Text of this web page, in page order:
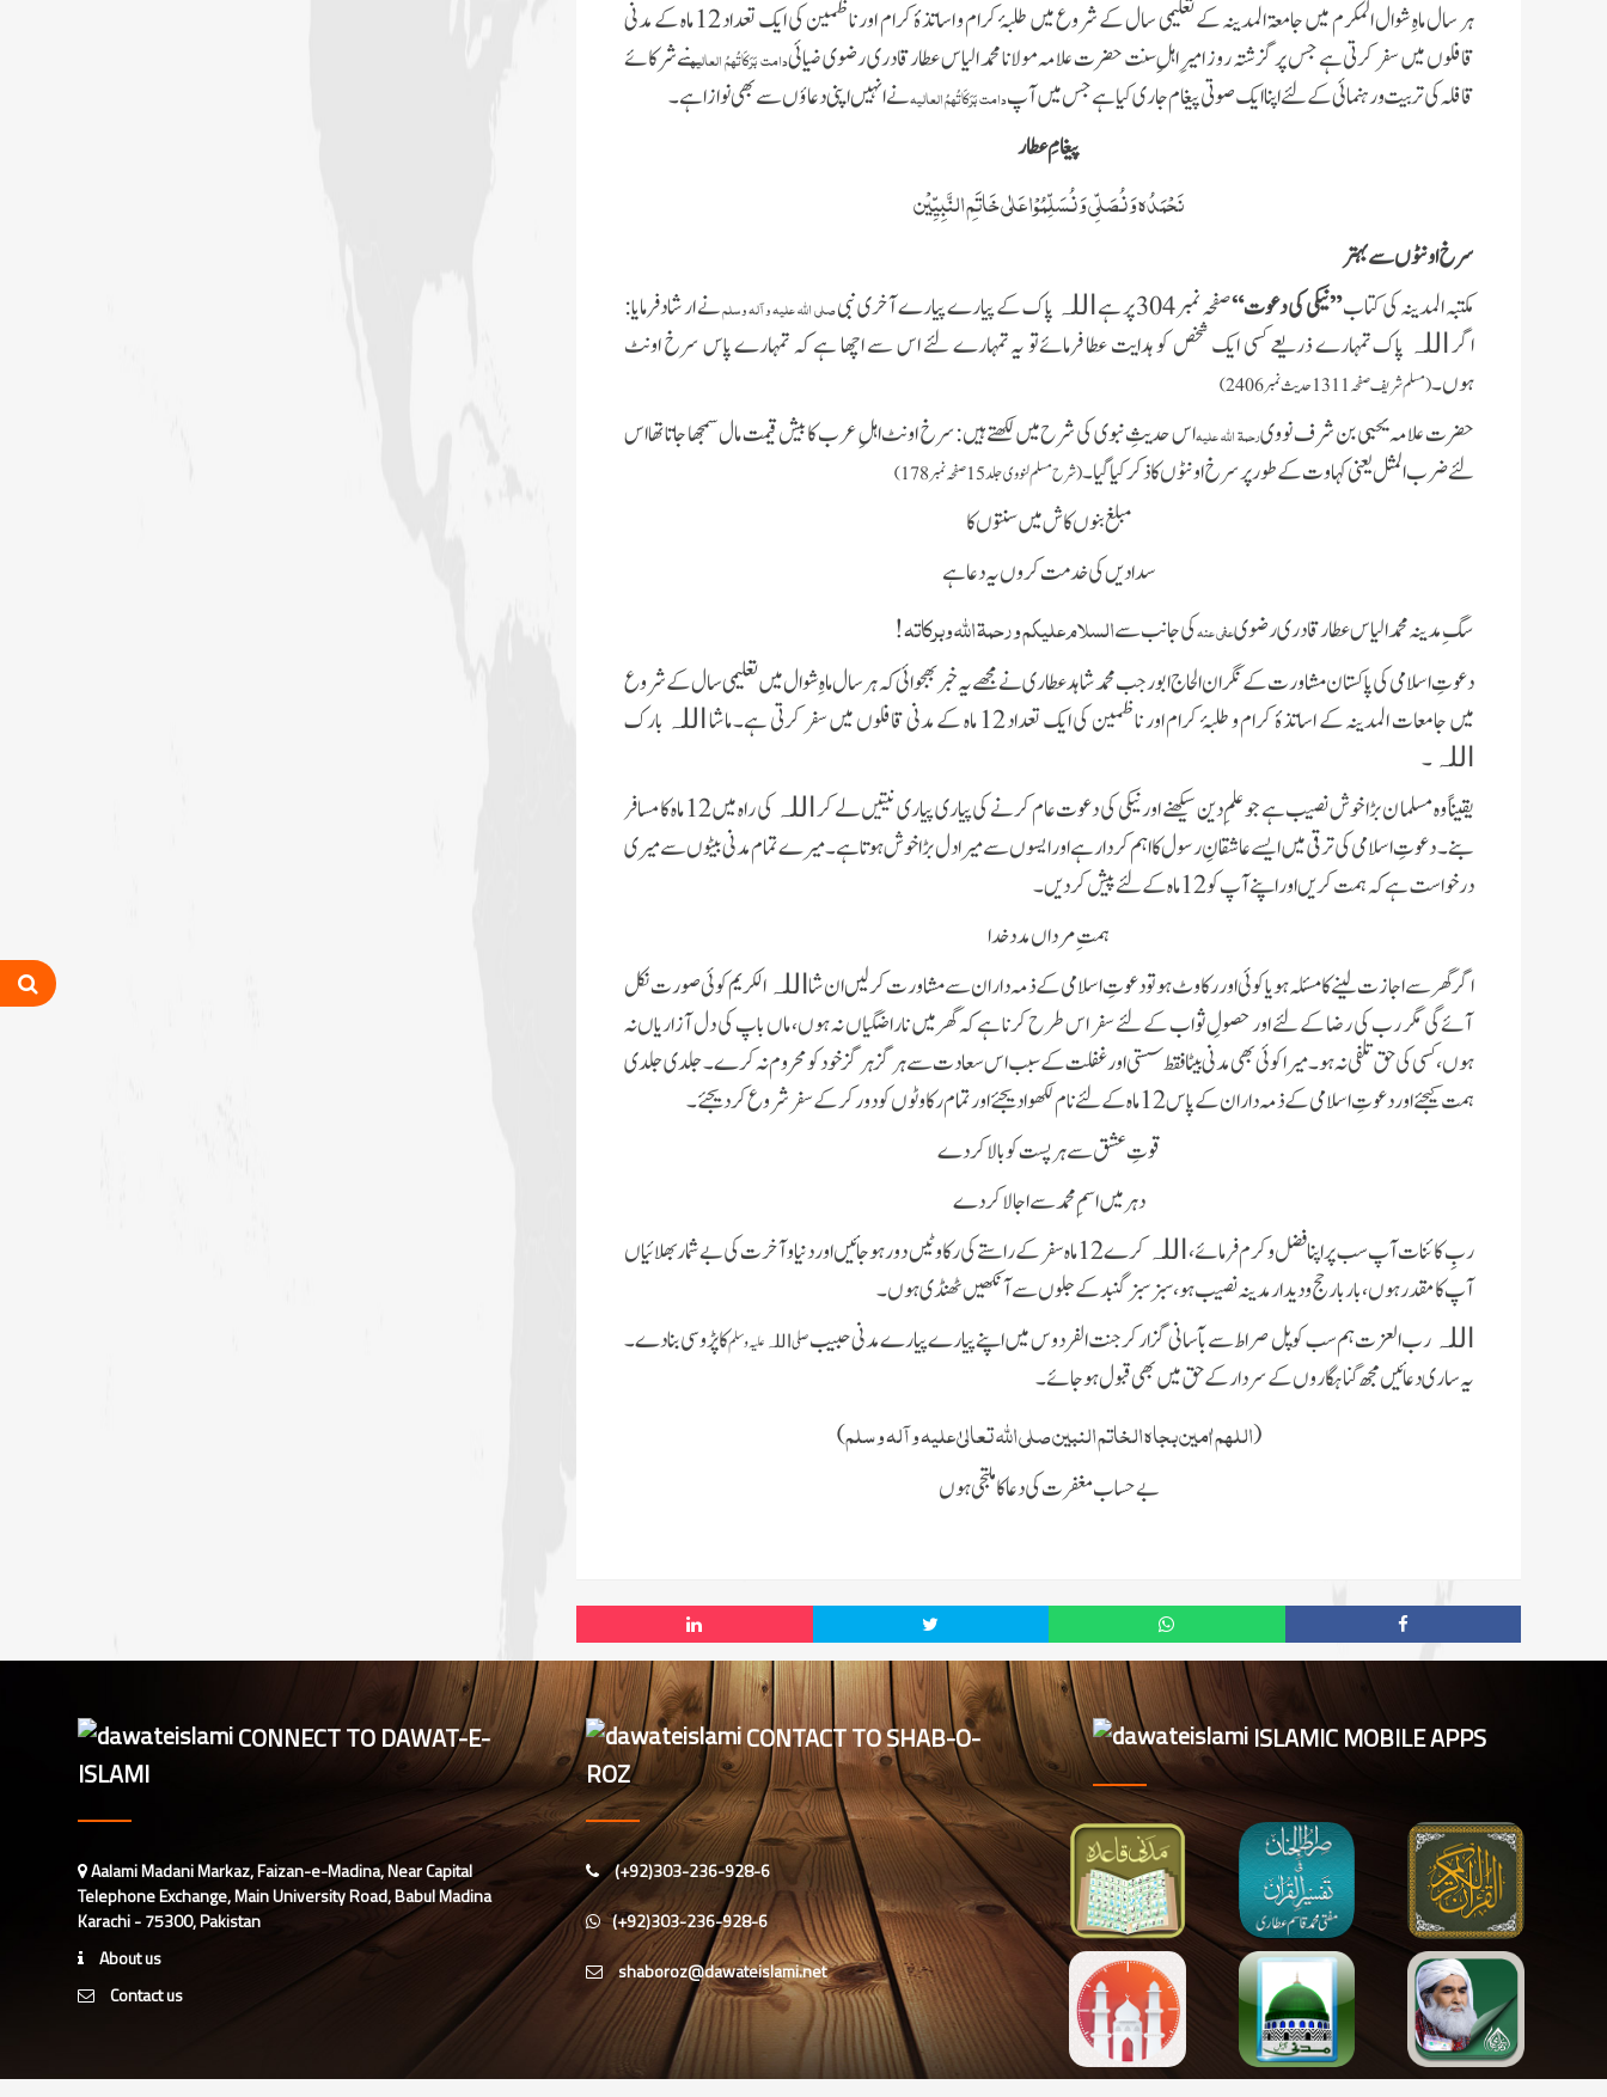
ہر سال ماہِ شوال المکرم میں جامعۃ المدینہ کے تعلیمی سال کے شروع میں طلبۂ کرام و اساتذۂ کرام اور ناظمین کی ایک تعداد 12 ماہ کے مدنی
قافلوں میں سفر کرتی ہے جس پر گزشتہ روز امیرِ اہلِ سنت حضرت علامہ مولانا محمد الیاس عطار قادری رضوی ضیائیدامت بَرَکَاتُہمُ العالیہنے شرکائے
قافلہ کی تربیت و رہنمائی کے لئے اپنا ایک صوتی پیغام جاری کیا ہے جس میں آپدامت بَرَکَاتُہمُ العالیہنے انہیں اپنی دعاؤں سے بھی نوازا ہے۔
پیغامِ عطار
نَحْمَدُہ وَ نُصَلِّی وَ نُسَلِّمُوْا عَلٰی خَاتَمِ النَّبِیِّیْن
سرخ اونٹو ں سے بہتر
مکتبہ المدینہ کی کتاب”نیکی کی دعوت“صفحہ نمبر 304 پر ہے اللہ پاک کے پیارے پیارے آخری نبیصلی اللہ علیہ وآلہ وسلمنے ار شاد فرمایا:
اگر اللہ پاک تمہارے ذریعے کسی ایک شخص کو ہدایت عطا فرمائےتو یہ تمہارے لئے اس سے اچھا ہے کہ تمہارے پاس سرخ اونٹ
ہوں۔(مسلم شریف صفحہ 1311حدیث نمبر 2406)
حضرت علامہ یحیی بن شرف نوویرحمۃ اللہ علیہاس حدیثِ نبوی کی شرح میں لکھتے ہیں: سرخ اونٹ اہلِ عرب کا بیش قیمت مال سمجھا جاتاتھا اس
لئے ضرب المثل یعنی کہاوت کے طور پر سرخ اونٹوں کا ذکر کیا گیا ۔(شرح مسلم لنووی جلد 15 صفحہ نمبر 178 )
مبلغ بنوں کاش میں سنتوں کا
سدا دیں کی خدمت کروں یہ دعا ہے
سگِ مدینہ محمد الیاس عطار قادری رضویعفی عنہکی جانب سےالسلام علیکم ورحمۃ اللہ وبرکاتہ!
دعوتِ اسلامی کی پاکستان مشاورت کے نگران الحاج ابو رجب محمد شاہد عطاری نے مجھے یہ خبر بھجوائی کہ ہر سال ماہِ شوال میں تعلیمی سال کے شروع
میں جامعات المدینہ کے اساتذۂ کرام و طلبۂ کرام اور ناظمین کی ایک تعداد 12 ماہ کے مدنی قافلوں میں سفر کرتی ہے۔ ماشا
اللہ بارک
اللہ۔
یقیناً وہ مسلما ن بڑا خوش نصیب ہے جو علمِ دین سیکھنے اور نیکی کی دعوت عام کرنے کی پیاری پیاری نیتیں لے کر اللہ
کی راہ میں 12 ماہ کا مسافر
بنے۔ دعوتِ اسلامی کی ترقی میں ایسے عاشقانِ رسول کا اہم کردار ہے اور ایسوں سے میرا دل بڑا خوش ہوتا ہے۔ میرے تمام مدنی بیٹوں سے میری
درخواست ہے کہ ہمت کریں اور اپنے آپ کو 12 ماہ کے لئے پیش کردیں۔
ہمتِ مرداں مدد خدا
اگر گھر سے اجازت لینے کا مسئلہ ہویا کوئی اور رکاوٹ ہو تو دعوتِ اسلامی کے ذمہ داران سے مشاورت کرلیں ان شا اللہالکریم کوئی صورت نکل
آئے گی مگر رب کی رضا کے لئے اور حصولِ ثواب کے لئے سفر اس طرح کرنا ہے کہ گھر میں ناراضگیاں نہ ہوں، ماں باپ کی دل آزاریاں نہ
ہوں، کسی کی حق تلفی نہ ہو ۔ میرا کوئی بھی مدنی بیٹا فقط سستی اور غفلت کے سبب اس سعادت سے ہر گز ہرگز خود کو محروم نہ کرے ۔ جلدی جلدی
ہمت کیجئے اور دعوتِ اسلامی کے ذمہ داران کے پاس 12 ماہ کے لئے نام لکھوادیجئےاور تمام رکاوٹوں کو دور کرکے سفر شروع کردیجئے۔
قوتِ عشق سے ہر پست کو بالا کردے
دہر میں اسم ِ محمد سے اجالا کردے
ربِ کائنات آپ سب پر اپنا فضل و کرم فرمائے، اللہ
کرے 12 ماہ سفر کے راستے کی رکاوٹیں دور ہوجائیں اور دنیا و آخرت کی بےشمار بھلائیاں
آپ کا مقدر ہوں، بار بار حج و دیدار مدینہ نصیب ہو، سبز سبز گنبد کے جلوں سے آنکھیں ٹھنڈی ہوں۔
اللہ رب العزت ہم سب کو پل صراط سے بآسانی گزار کر جنت الفردوس میں اپنے پیارے پیارے مدنی حبیبصلیاللہ علیہ وسلمکا پڑوسی بنادے۔
یہ ساری دعائیں مجھ گناہگاروں کے سردار کے حق میں بھی قبول ہوجائے۔
(اللھم اٰمین بجاہ الخاتم النبین صلی اللہ تعالیٰ علیہ وآلہ وسلم)
بے حساب مغفرت کی دعا کا ملتجی ہوں
CONNECT TO DAWAT-E-
ISLAMI
Aalami Madani Markaz, Faizan-e-Madina, Near Capital
Telephone Exchange, Main University Road, Babul Madina
Karachi - 75300, Pakistan
About us
Contact us
CONTACT TO SHAB-O-
ROZ
(+92)303-236-928-6
(+92)303-236-928-6
shaboroz@dawateislami.net
ISLAMIC MOBILE APPS